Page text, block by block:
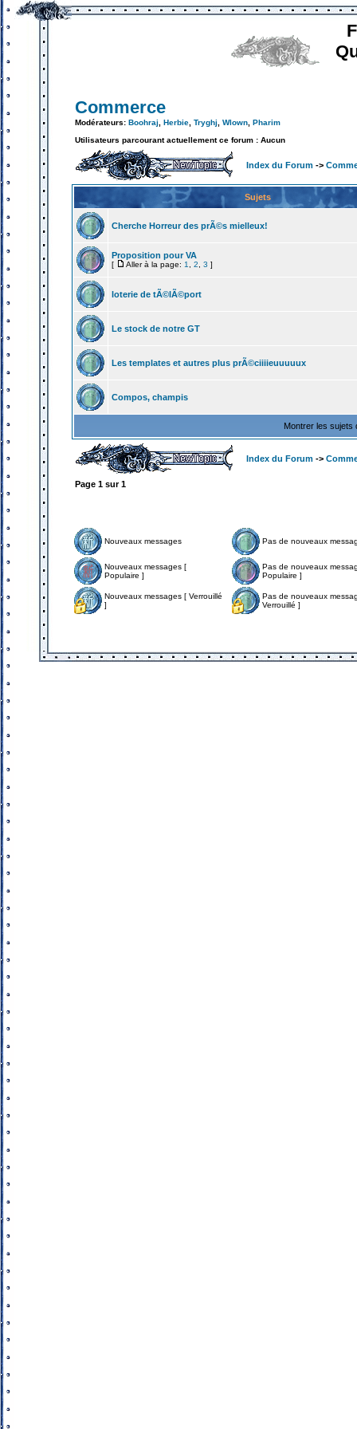
Commerce
Modérateurs: Boohraj Herbie Tryghj Wlown Pharim
Utilisateurs parcourant actuellement ce forum : Aucun
Index du Forum ->
Sujets
Cherche Horreur des prÃ©s mielleux!
Proposition pour VA
[ Aller à la page: 1 2 3 ]
loterie de tÃ©lÃ©port
Le stock de notre GT
Les templates et autres plus prÃ©ciiiieuuuuux
Compos, champis
Montrer les sujets
Index du Forum ->
Page 1 sur1
Nouveaux messages Pas de nouveaux
Nouveaux messages [
Populaire ]
Pas de nouveaux
Populaire ]
Nouveaux messages [ Verrouillé
]
Pas de nouveaux
Verrouillé ]